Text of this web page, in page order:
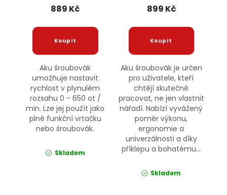
889 Kč
Aku šroubovák
umožňuje nastavit
rychlost v plynulém
rozsahu 0 - 650 ot /
min. Lze jej použít jako
plně funkční vrtačku
nebo šroubovák.
Skladem
899 Kč
Aku šroubovák je určen
pro uživatele, kteří
chtějí skutečně
pracovat, ne jen vlastnit
nářadí. Nabízí vyvážený
poměr výkonu,
ergonomie a
univerzálnosti a díky
příklepu a bohatému...
Skladem